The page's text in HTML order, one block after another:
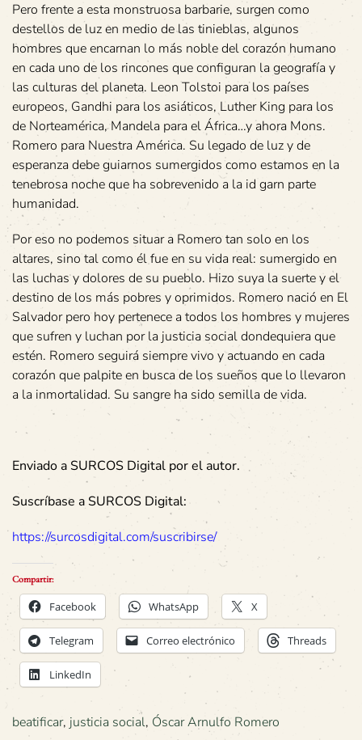
Pero frente a esta monstruosa barbarie, surgen como
destellos de luz en medio de las tinieblas, algunos
hombres que encarnan lo más noble del corazón humano
en cada uno de los rincones que configuran la geografía y
las culturas del planeta. Leon Tolstoi para los países
europeos, Gandhi para los asiáticos, Luther King para los
de Norteamérica, Mandela para el África…y ahora Mons.
Romero para Nuestra América. Su legado de luz y de
esperanza debe guiarnos sumergidos como estamos en la
tenebrosa noche que ha sobrevenido a la id garn parte
humanidad.
Por eso no podemos situar a Romero tan solo en los
altares, sino tal como él fue en su vida real: sumergido en
las luchas y dolores de su pueblo. Hizo suya la suerte y el
destino de los más pobres y oprimidos. Romero nació en El
Salvador pero hoy pertenece a todos los hombres y mujeres
que sufren y luchan por la justicia social dondequiera que
estén. Romero seguirá siempre vivo y actuando en cada
corazón que palpite en busca de los sueños que lo llevaron
a la inmortalidad. Su sangre ha sido semilla de vida.
Enviado a SURCOS Digital por el autor.
Suscríbase a SURCOS Digital:
https://surcosdigital.com/suscribirse/
Compartir:
Facebook WhatsApp X
Telegram Correo electrónico Threads
LinkedIn
beatificar, justicia social, Óscar Arnulfo Romero